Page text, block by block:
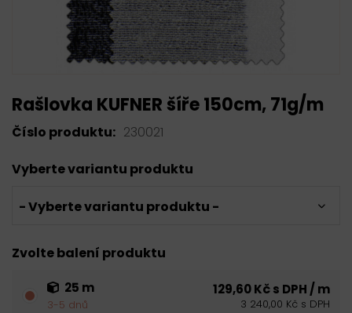
Rašlovka KUFNER šíře 150cm, 71g/m
Číslo produktu: 230021
Vyberte variantu produktu
- Vyberte variantu produktu -
Zvolte balení produktu
25 m
3-5 dnů
129,60 Kč s DPH / m
3 240,00 Kč s DPH